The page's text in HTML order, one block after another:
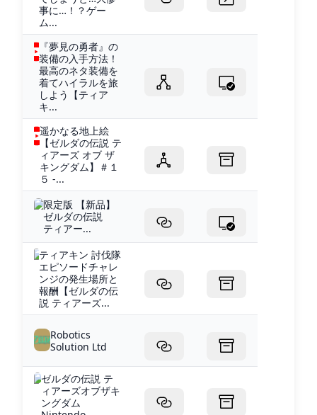
事に…！？ゲー
ム...
『夢見の勇者』の
装備の入手方法！
最高のネタ装備を
着てハイラルを旅
しよう【ティア
キ...
遥かなる地上絵
【ゼルダの伝説 テ
ィアーズ オブ ザ
キングダム】＃１
５ -...
限定版 【新品】
ゼルダの伝説
ティアー...
ティアキン 討伐隊
エピソードチャレ
ンジの発生場所と
報酬【ゼルダの伝
説 ティアーズ...
Robotics
Solution Ltd
ゼルダの伝説 テ
ィアーズオブザキ
ングダム